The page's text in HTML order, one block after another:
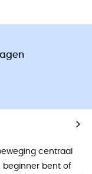
centraal
beginner bent of